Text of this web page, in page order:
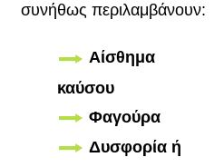
συνήθως περιλαμβάνουν:
Αίσθημα
καύσου
Φαγούρα
Δυσφορία ή